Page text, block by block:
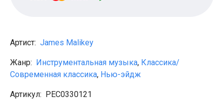
Сплин
Агата Кристи
Владимир Высоцкий
Чиж
KSB
Артист: James Malikey
Жанр: Инструментальная музыка, Классика/
Современная классика, Нью-эйдж
Артикул: PEС0330121